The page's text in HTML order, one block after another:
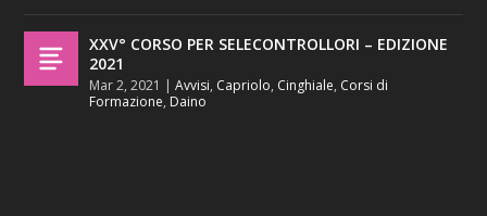
XXV° CORSO PER SELECONTROLLORI – EDIZIONE
2021
Mar 2, 2021 |Avvisi, Capriolo, Cinghiale, Corsi di
Formazione, Daino